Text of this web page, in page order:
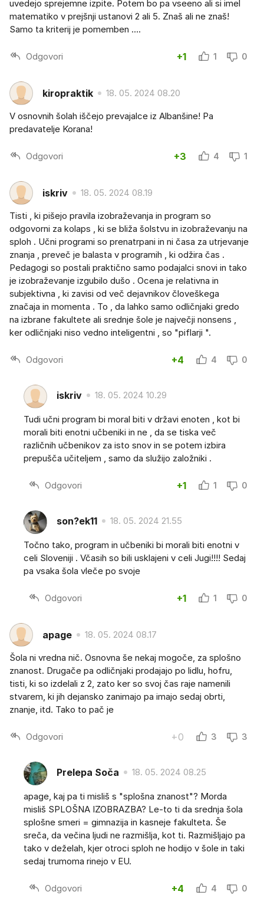
uvedejo sprejemne izpite. Potem bo pa vseeno ali si imel
matematiko v prejšnji ustanovi 2 ali 5. Znaš ali ne znaš!
Samo ta kriterij je pomemben ….
Odgovori +1 1 0
kiropraktik 18. 05. 2024 08.20
V osnovnih šolah iščejo prevajalce iz Albanšine! Pa
predavatelje Korana!
Odgovori +3 4 1
iskriv 18. 05. 2024 08.19
Tisti , ki pišejo pravila izobraževanja in program so
odgovorni za kolaps , ki se bliža šolstvu in izobraževanju na
sploh . Učni programi so prenatrpani in ni časa za utrjevanje
znanja , preveč je balasta v programih , ki odžira čas .
Pedagogi so postali praktično samo podajalci snovi in tako
je izobraževanje izgubilo dušo . Ocena je relativna in
subjektivna , ki zavisi od več dejavnikov človeškega
značaja in momenta . To , da lahko samo odličnjaki gredo
na izbrane fakultete ali srednje šole je največji nonsens ,
ker odličnjaki niso vedno inteligentni , so "piflarji ".
Odgovori +4 4 0
iskriv 18. 05. 2024 10.29
Tudi učni program bi moral biti v državi enoten , kot bi
morali biti enotni učbeniki in ne , da se tiska več
različnih učbenikov za isto snov in se potem izbira
prepušča učiteljem , samo da služijo založniki .
Odgovori +1 1 0
son?ek11 18. 05. 2024 21.55
Točno tako, program in učbeniki bi morali biti enotni v
celi Sloveniji . Včasih so bili usklajeni v celi Jugi!!!! Sedaj
pa vsaka šola vleče po svoje
Odgovori +1 1 0
apage 18. 05. 2024 08.17
Šola ni vredna nič. Osnovna še nekaj mogoče, za splošno
znanost. Drugače pa odličnjaki prodajajo po lidlu, hofru,
tisti, ki so izdelali z 2, zato ker so svoj čas raje namenili
stvarem, ki jih dejansko zanimajo pa imajo sedaj obrti,
znanje, itd. Tako to pač je
Odgovori +0 3 3
Prelepa Soča 18. 05. 2024 08.25
apage, kaj pa ti misliš s "splošna znanost"? Morda
misliš SPLOŠNA IZOBRAZBA? Le-to ti da srednja šola
splošne smeri = gimnazija in kasneje fakulteta. Še
sreča, da večina ljudi ne razmišlja, kot ti. Razmišljajo pa
tako v deželah, kjer otroci sploh ne hodijo v šole in taki
sedaj trumoma rinejo v EU.
Odgovori +4 4 0